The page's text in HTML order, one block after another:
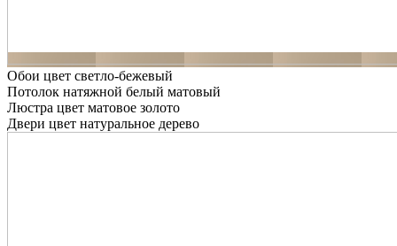
Обои цвет светло-бежевый
Потолок натяжной белый матовый
Люстра цвет матовое золото
Двери цвет натуральное дерево